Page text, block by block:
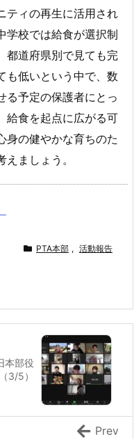
ティの再生に活用され
学校では給食が選択制
都道府県別で見ても完
も低いという中で、数
る予定の保護者にとっ
給食を起点に広がる可
身の健やかな育ちのた
ましょう。
PTA本部 , 活動報告
本部役
3/5）
Prev